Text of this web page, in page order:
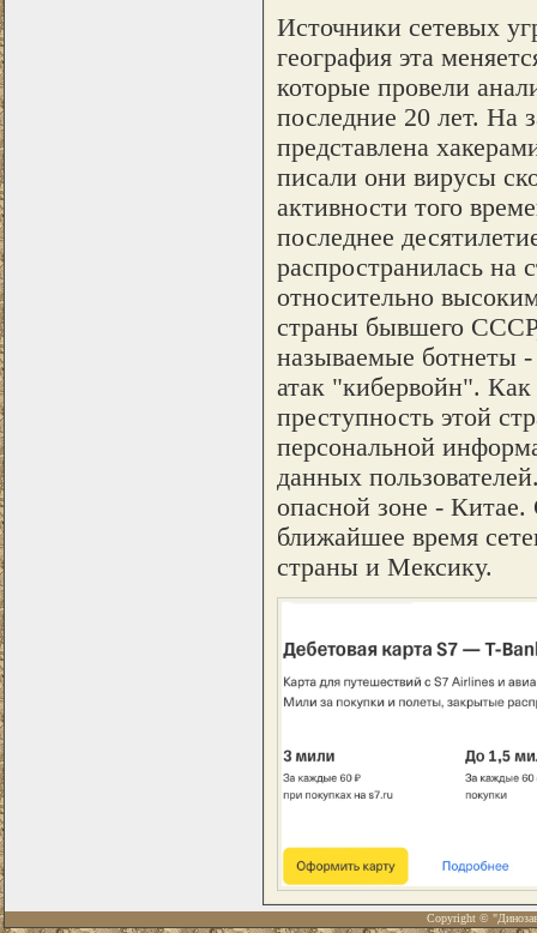
Источники сетевых
география эта
которые провели
последние 20 лет. На
представлена
писали они вирусы
активности того
последнее
распространилась
относительно
страны бывшего СССР,
называемые ботнеты
атак "кибервойн".
преступность этой
персональной
данных
опасной зоне - Китае.
ближайшее время
страны и Мексику.
Copyright ©